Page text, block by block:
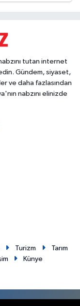
tutan internet
Gündem, siyaset,
ve daha fazlasından
nabzını elinizde
Turizm
Tarım
Künye